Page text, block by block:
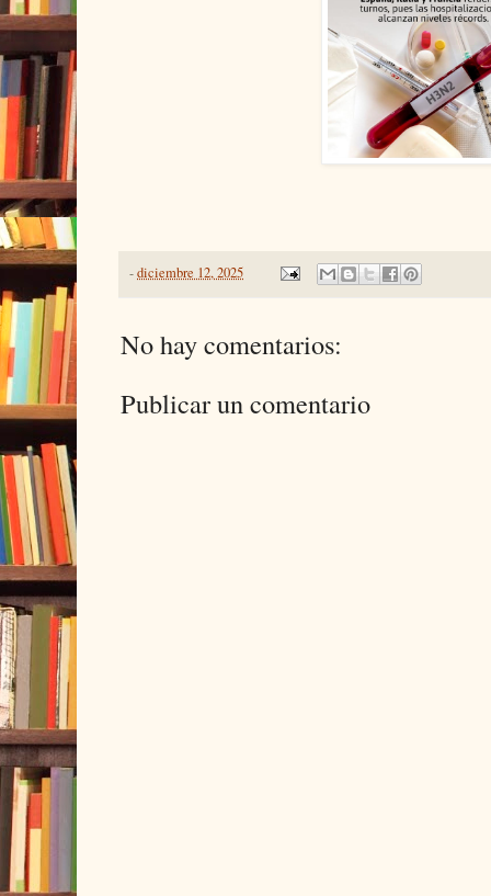
-diciembre 12, 2025
No hay comentarios:
Publicar un comentario